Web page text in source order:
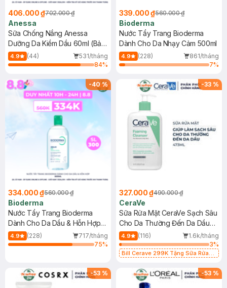
406.000 ₫702.000 ₫
Anessa
Sữa Chống Nắng Anessa
Dưỡng Da Kiềm Dầu 60ml (Bản
Mới)
4.9 (44)
531/tháng
84%
339.000 ₫560.000 ₫
Bioderma
Nước Tẩy Trang Bioderma
Dành Cho Da Nhạy Cảm 500ml
4.9 (228)
861/tháng
7%
-40%
334.000 ₫560.000 ₫
Bioderma
Nước Tẩy Trang Bioderma
Dành Cho Da Dầu & Hỗn Hợp
500ml
4.9 (228)
717/tháng
75%
-33 %
327.000 ₫490.000 ₫
CeraVe
Sữa Rửa Mặt CeraVe Sạch Sâu
Cho Da Thường Đến Da Dầu
473ml
4.9 (116)
1.6k/tháng
3%
Bill Cerave 299K Tặng Sữa Rửa
-53 % -53 %